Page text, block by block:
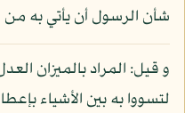
شأن الرسول أن يأتي به من
و قيل: المراد بالميزان
لتسووا به بين الأشياء